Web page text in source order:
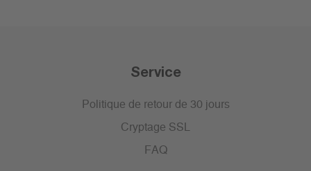
Service
Politique de retour de 30 jours
Cryptage SSL
FAQ